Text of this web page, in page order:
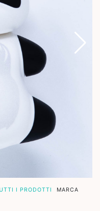
I PRODOTTI
MARCA